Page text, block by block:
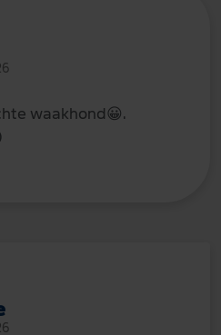
waakhond 😀.